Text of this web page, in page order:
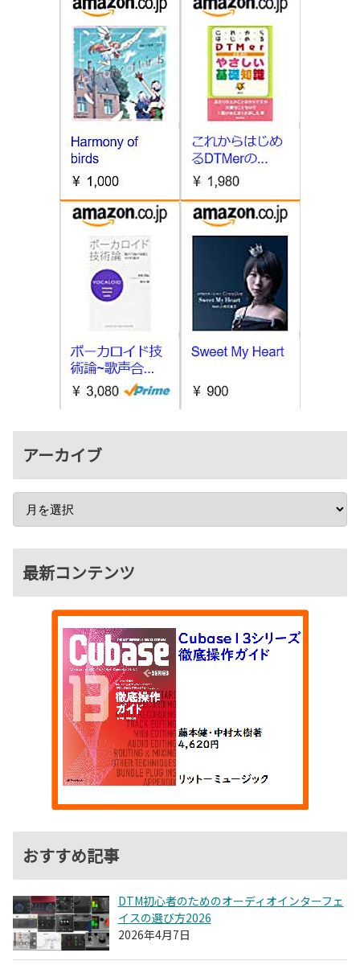
アーカイブ
最新コンテンツ
おすすめ記事
DTM初心者のためのオーディオインターフェ
イスの選び方2026
2026年4月7日